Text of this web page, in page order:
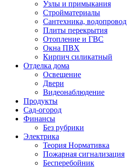
Узлы и примыкания
Стройматериалы
Сантехника, водопровод
Плиты перекрытия
Отопление и ГВС
Окна ПВХ
Кирпич силикатный
Отделка дома
Освещение
Двери
Видеонаблюдение
Продукты
Сад-огород
Финансы
Без рубрики
Электрика
Теория Нормативка
Пожарная сигнализация
Бесперебойник